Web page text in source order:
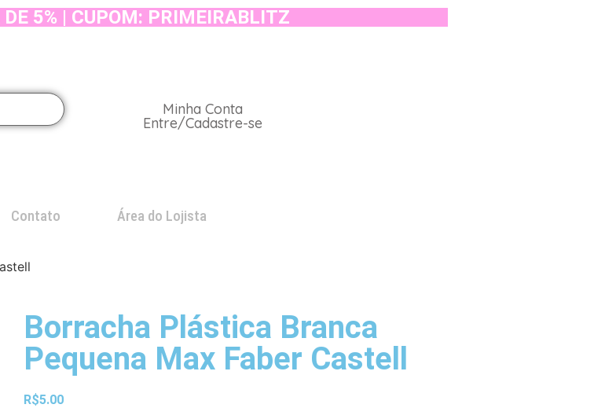
5% | CUPOM: PRIMEIRABLITZ
Minha Conta
Entre/Cadastre-se
Contato Área do Lojista
Borracha Plástica Branca
Pequena Max Faber Castell
R$5.00